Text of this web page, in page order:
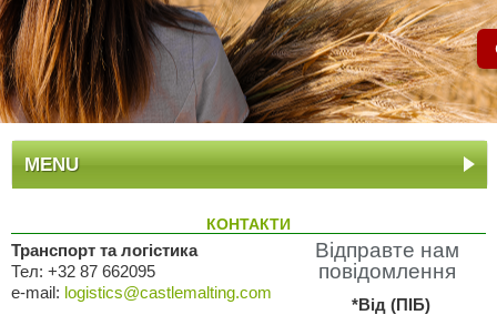
MENU
КОНТАКТИ
Транспорт та логістика
Тел: +32 87 662095
e-mail: logistics@castlemalting.com
Відправте нам
повідомлення
*Від (ПІБ)